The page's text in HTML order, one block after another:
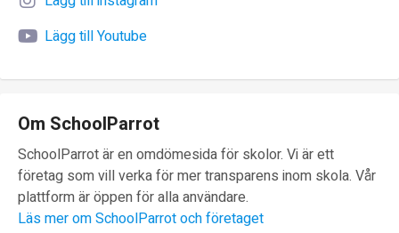
Lägg till Youtube
Om SchoolParrot
SchoolParrot är en omdömesida för skolor. Vi är ett
företag som vill verka för mer transparens inom skola. Vår
plattform är öppen för alla användare.
Läs mer om SchoolParrot och företaget